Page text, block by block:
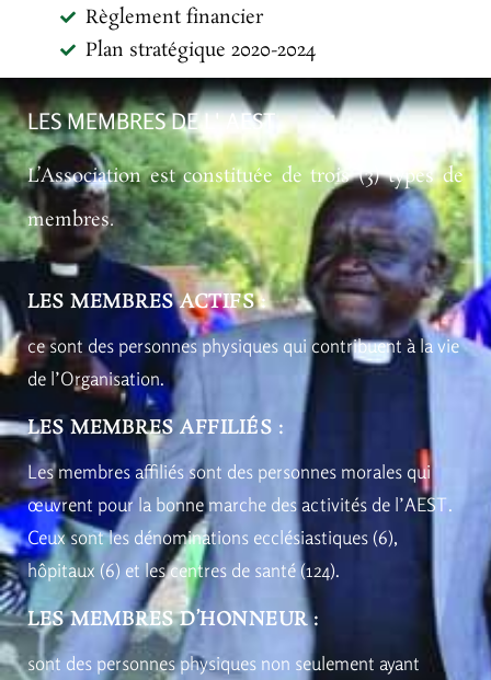
Règlement financier
Plan stratégique 2020-2024
LES MEMBRES DE L' AEST
L’Association est constituée de trois (3) types de
membres.
LES MEMBRES ACTIFS :
ce sont des personnes physiques qui contribuent à la vie
de l’Organisation.
LES MEMBRES AFFILIÉS :
Les membres affiliés sont des personnes morales qui
œuvrent pour la bonne marche des activités de l’AEST.
Ceux sont les dénominations ecclésiastiques (6),
hôpitaux (6) et les centres de santé (124).
LES MEMBRES D’HONNEUR :
sont des personnes physiques non seulement ayant